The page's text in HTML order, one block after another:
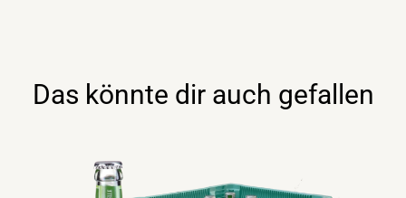
Das könnte dir auch gefallen